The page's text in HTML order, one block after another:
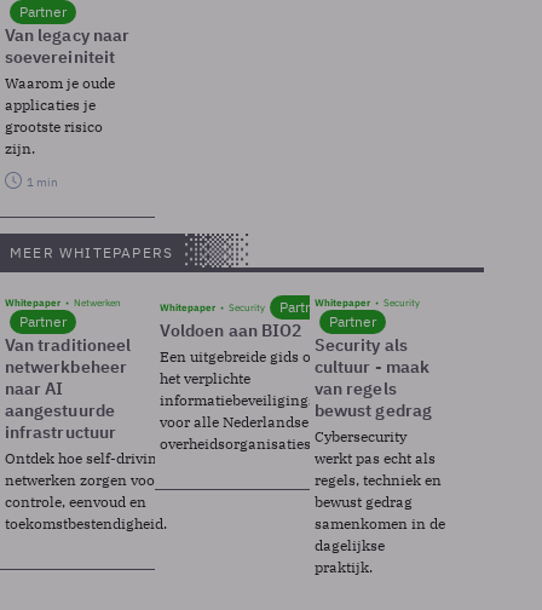
Partner
Van legacy naar
soevereiniteit
Waarom je oude
applicaties je
grootste risico
zijn.
1 min
MEER WHITEPAPERS
Whitepaper Netwerken
Partner
Van traditioneel
netwerkbeheer
naar AI
aangestuurde
infrastructuur
Ontdek hoe self-driving
netwerken zorgen voor
controle, eenvoud en
toekomstbestendigheid.
Whitepaper Security Partner
Voldoen aan BIO2
Een uitgebreide gids over BIO2,
het verplichte
informatiebeveiligingsframework
voor alle Nederlandse
overheidsorganisaties.
Whitepaper Security
Partner
Security als
cultuur - maak
van regels
bewust gedrag
Cybersecurity
werkt pas echt als
regels, techniek en
bewust gedrag
samenkomen in de
dagelijkse
praktijk.